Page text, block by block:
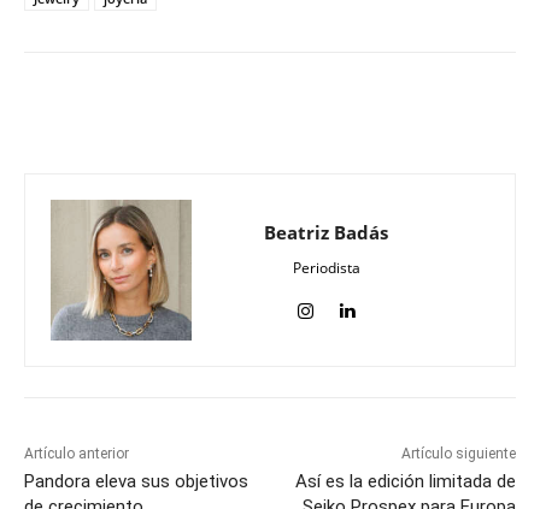
Beatriz Badás
Periodista
Artículo anterior
Pandora eleva sus objetivos
Artículo siguiente
Así es la edición limitada de